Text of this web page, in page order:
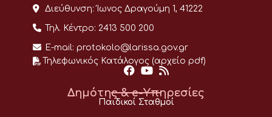
Διεύθυνση: Ίωνος Δραγούμη 1, 41222
Τηλ. Κέντρο: 2413 500 200
E-mail: protokolo@larissa.gov.gr
Τηλεφωνικός Κατάλογος (αρχείο pdf)
Δημότης & e-Υπηρεσίες
Παιδικοί Σταθμοί